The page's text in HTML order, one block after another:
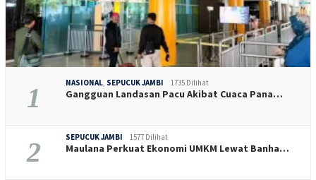
1 NASIONAL, SEPUCUK JAMBI 1735 Dilihat
Gangguan Landasan Pacu Akibat Cuaca Pana…
2 SEPUCUK JAMBI 1577 Dilihat
Maulana Perkuat Ekonomi UMKM Lewat Banha…